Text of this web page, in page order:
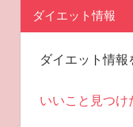
ダイエット情報
ダイエット情
いいこと見つ